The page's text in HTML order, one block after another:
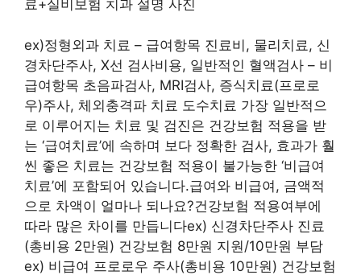
ex)정형외과 치료 – 급여항목 진료비, 물리치료, 신
경차단주사, X선 검사비용, 일반적인 혈액검사 – 비
급여항목 초음파검사, MRI검사, 증식치료(프로로
우)주사, 체외충격파 치료 도수치료 가장 일반적으
로 이루어지는 치료 및 검진은 건강보험 적용을 받
는 ‘급여치료’에 속하며 보다 정확한 검사, 효과가 훨
씬 좋은 치료는 건강보험 적용이 불가능한 ‘비급여
치료’에 포함되어 있습니다.급여와 비급여, 금액적
으로 차액이 얼마나 되나요?건강보험 적용여부에
따라 많은 차이를 만듭니다ex) 신경차단주사 진료
(총비용 2만원) 건강보험 8만원 지원/10만원 부담
ex) 비급여 프로로우 주사(총비용 10만원) 건강보험